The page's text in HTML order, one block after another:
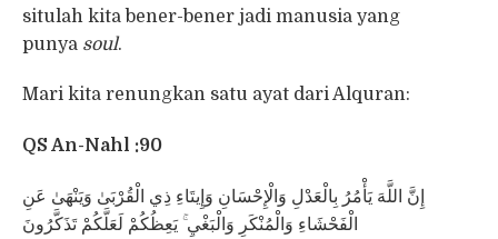
situlah kita bener-bener jadi manusia yang
punya soul.
Mari kita renungkan satu ayat dari Alquran:
QS An-Nahl :90
إِنَّ اللَّهَ يَأْمُرُ بِالْعَدْلِ وَالْإِحْسَانِ وَإِيتَاءِ ذِي الْقُرْبَىٰ وَيَنْهَىٰ عَنِ
الْفَحْشَاءِ وَالْمُنْكَرِ وَالْبَغْيِ ۚ يَعِظُكُمْ لَعَلَّكُمْ تَذَكَّرُونَ